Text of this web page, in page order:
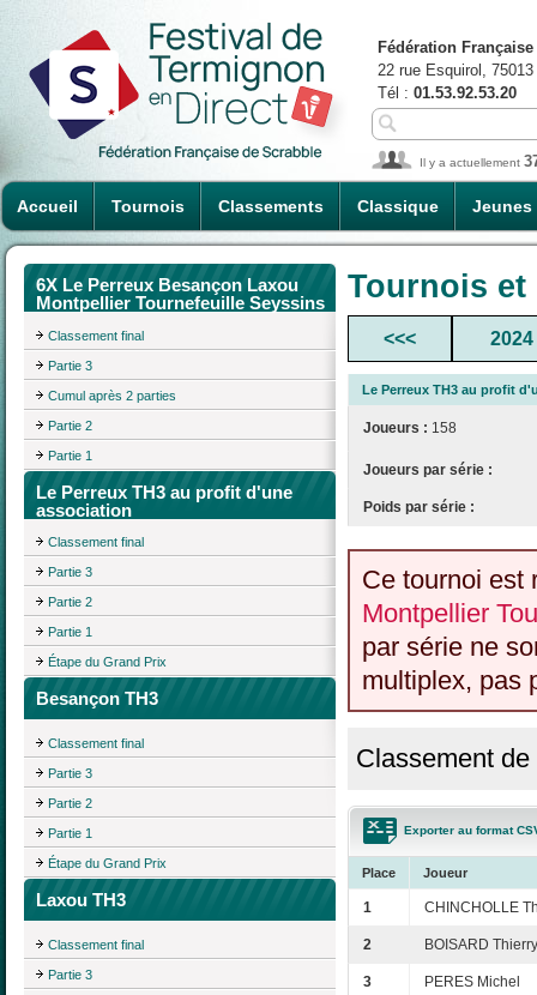
Accueil Tournois Classements Classique Jeunes
Fédération
22 rue Esquirol,
Tél : 01.53.92.53.20
Il y a actuellement
6X Le Perreux Besançon Laxou
Montpellier Tournefeuille Seyssins
Classement final
Partie 3
Cumul après 2 parties
Partie 2
Partie 1
Le Perreux TH3 au profit d'une
association
Classement final
Partie 3
Partie 2
Partie 1
Étape du Grand Prix
Besançon TH3
Classement final
Partie 3
Partie 2
Partie 1
Étape du Grand Prix
Laxou TH3
Classement final
Partie 3
Tournois
<<< 2024
Le Perreux TH3 au profit
Joueurs : 158
Joueurs par série :
Poids par série :
Ce tournoi est
Montpellier
par série ne
multiplex, pas
Classement
Exporter au format
Place Joueur
1 CHINCHOLLE
2 BOISARD Thierry
3 PERES Michel